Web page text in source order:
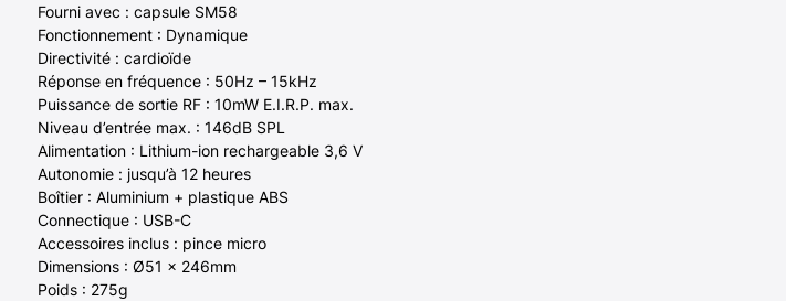
Fourni avec : capsule SM58
Fonctionnement : Dynamique
Directivité : cardioïde
Réponse en fréquence : 50Hz – 15kHz
Puissance de sortie RF : 10mW E.I.R.P. max.
Niveau d’entrée max. : 146dB SPL
Alimentation : Lithium-ion rechargeable 3,6 V
Autonomie : jusqu’à 12 heures
Boîtier : Aluminium + plastique ABS
Connectique : USB-C
Accessoires inclus : pince micro
Dimensions : Ø51 x 246mm
Poids : 275g